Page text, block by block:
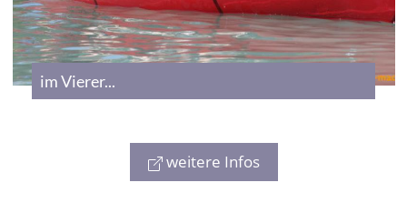
im Vierer...
weitere Infos